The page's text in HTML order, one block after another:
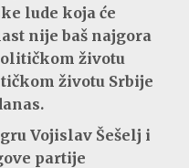
lude koja će
nije baš najgora
životu
životu Srbije
Vojislav Šešelj i
partije